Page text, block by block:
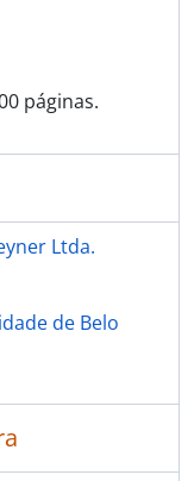
páginas.
Ltda.
de Belo